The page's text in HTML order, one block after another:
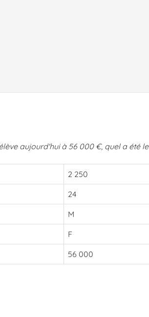
aujourd'hui à 56 000 €, quel a été le
2 250
24
M
F
56 000